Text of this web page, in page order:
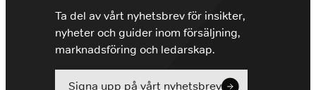
Ta del av vårt nyhetsbrev för insikter,
nyheter och guider inom försäljning,
marknadsföring och ledarskap.
Signa upp på vårt nyhetsbrev